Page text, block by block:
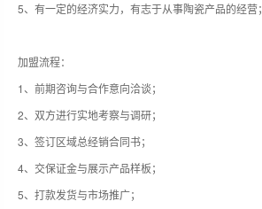
5、有一定的经济实力，有志于从事陶瓷产品的经营；
加盟流程：
1、前期咨询与合作意向洽谈；
2、双方进行实地考察与调研；
3、签订区域总经销合同书；
4、交保证金与展示产品样板；
5、打款发货与市场推广；